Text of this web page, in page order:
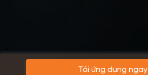
Tải ứng dụng ngay